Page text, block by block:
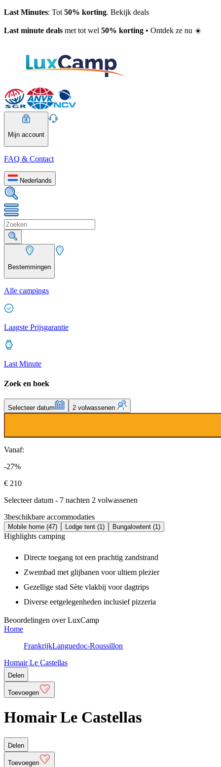
Last Minutes: Tot 50% korting. Bekijk deals
Last minute deals met tot wel 50% korting • Ontdek ze nu ☀️
Mijn account
FAQ & Contact
Nederlands
Bestemmingen
Alle campings
Laagste Prijsgarantie
Last Minute
Zoek en boek
Selecteer datum 2 volwassenen
Vanaf:
-27%
€ 210
Selecteer datum - 7 nachten 2 volwassenen
3beschikbare accommodaties
Mobile home (47) Lodge tent (1) Bungalowtent (1)
Highlights camping
Directe toegang tot een prachtig zandstrand
Zwembad met glijbanen voor ultiem plezier
Gezellige stad Sète vlakbij voor dagtrips
Diverse eetgelegenheden inclusief pizzeria
Beoordelingen over LuxCamp
Home
FrankrijkLanguedoc-Roussillon
Homair Le Castellas
Delen
Toevoegen
Homair Le Castellas
Delen
Toevoegen